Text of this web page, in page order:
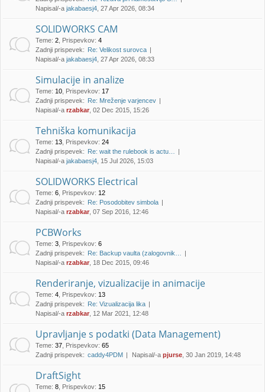
Napisal/-a jakabaesj4 , 27 Apr 2026, 08:34
SOLIDWORKS CAM
Teme: 2 Prispevkov: 4
Zadnji prispevek: Re: Velikost surovca
Napisal/-a jakabaesj4 , 27 Apr 2026, 08:33
Simulacije in analize
Teme: 10 Prispevkov: 17
Zadnji prispevek: Re: Mreženje varjencev
Napisal/-a rzabkar , 02 Dec 2015, 15:26
Tehniška komunikacija
Teme: 13 Prispevkov: 24
Zadnji prispevek: Re: wait the rulebook is actu…
Napisal/-a jakabaesj4 , 15 Jul 2026, 15:03
SOLIDWORKS Electrical
Teme: 6 Prispevkov: 12
Zadnji prispevek: Re: Posodobitev simbola
Napisal/-a rzabkar , 07 Sep 2016, 12:46
PCBWorks
Teme: 3 Prispevkov: 6
Zadnji prispevek: Re: Backup vaulta (zalogovnik…
Napisal/-a rzabkar , 18 Dec 2015, 09:46
Renderiranje, vizualizacije in animacije
Teme: 4 Prispevkov: 13
Zadnji prispevek: Re: Vizualizacija lika
Napisal/-a rzabkar , 12 Mar 2021, 12:48
Upravljanje s podatki (Data Management)
Teme: 37 Prispevkov: 65
Zadnji prispevek: caddy4PDM Napisal/-a pjurse , 30 Jan 2019, 14:48
DraftSight
Teme: 8 Prispevkov: 15